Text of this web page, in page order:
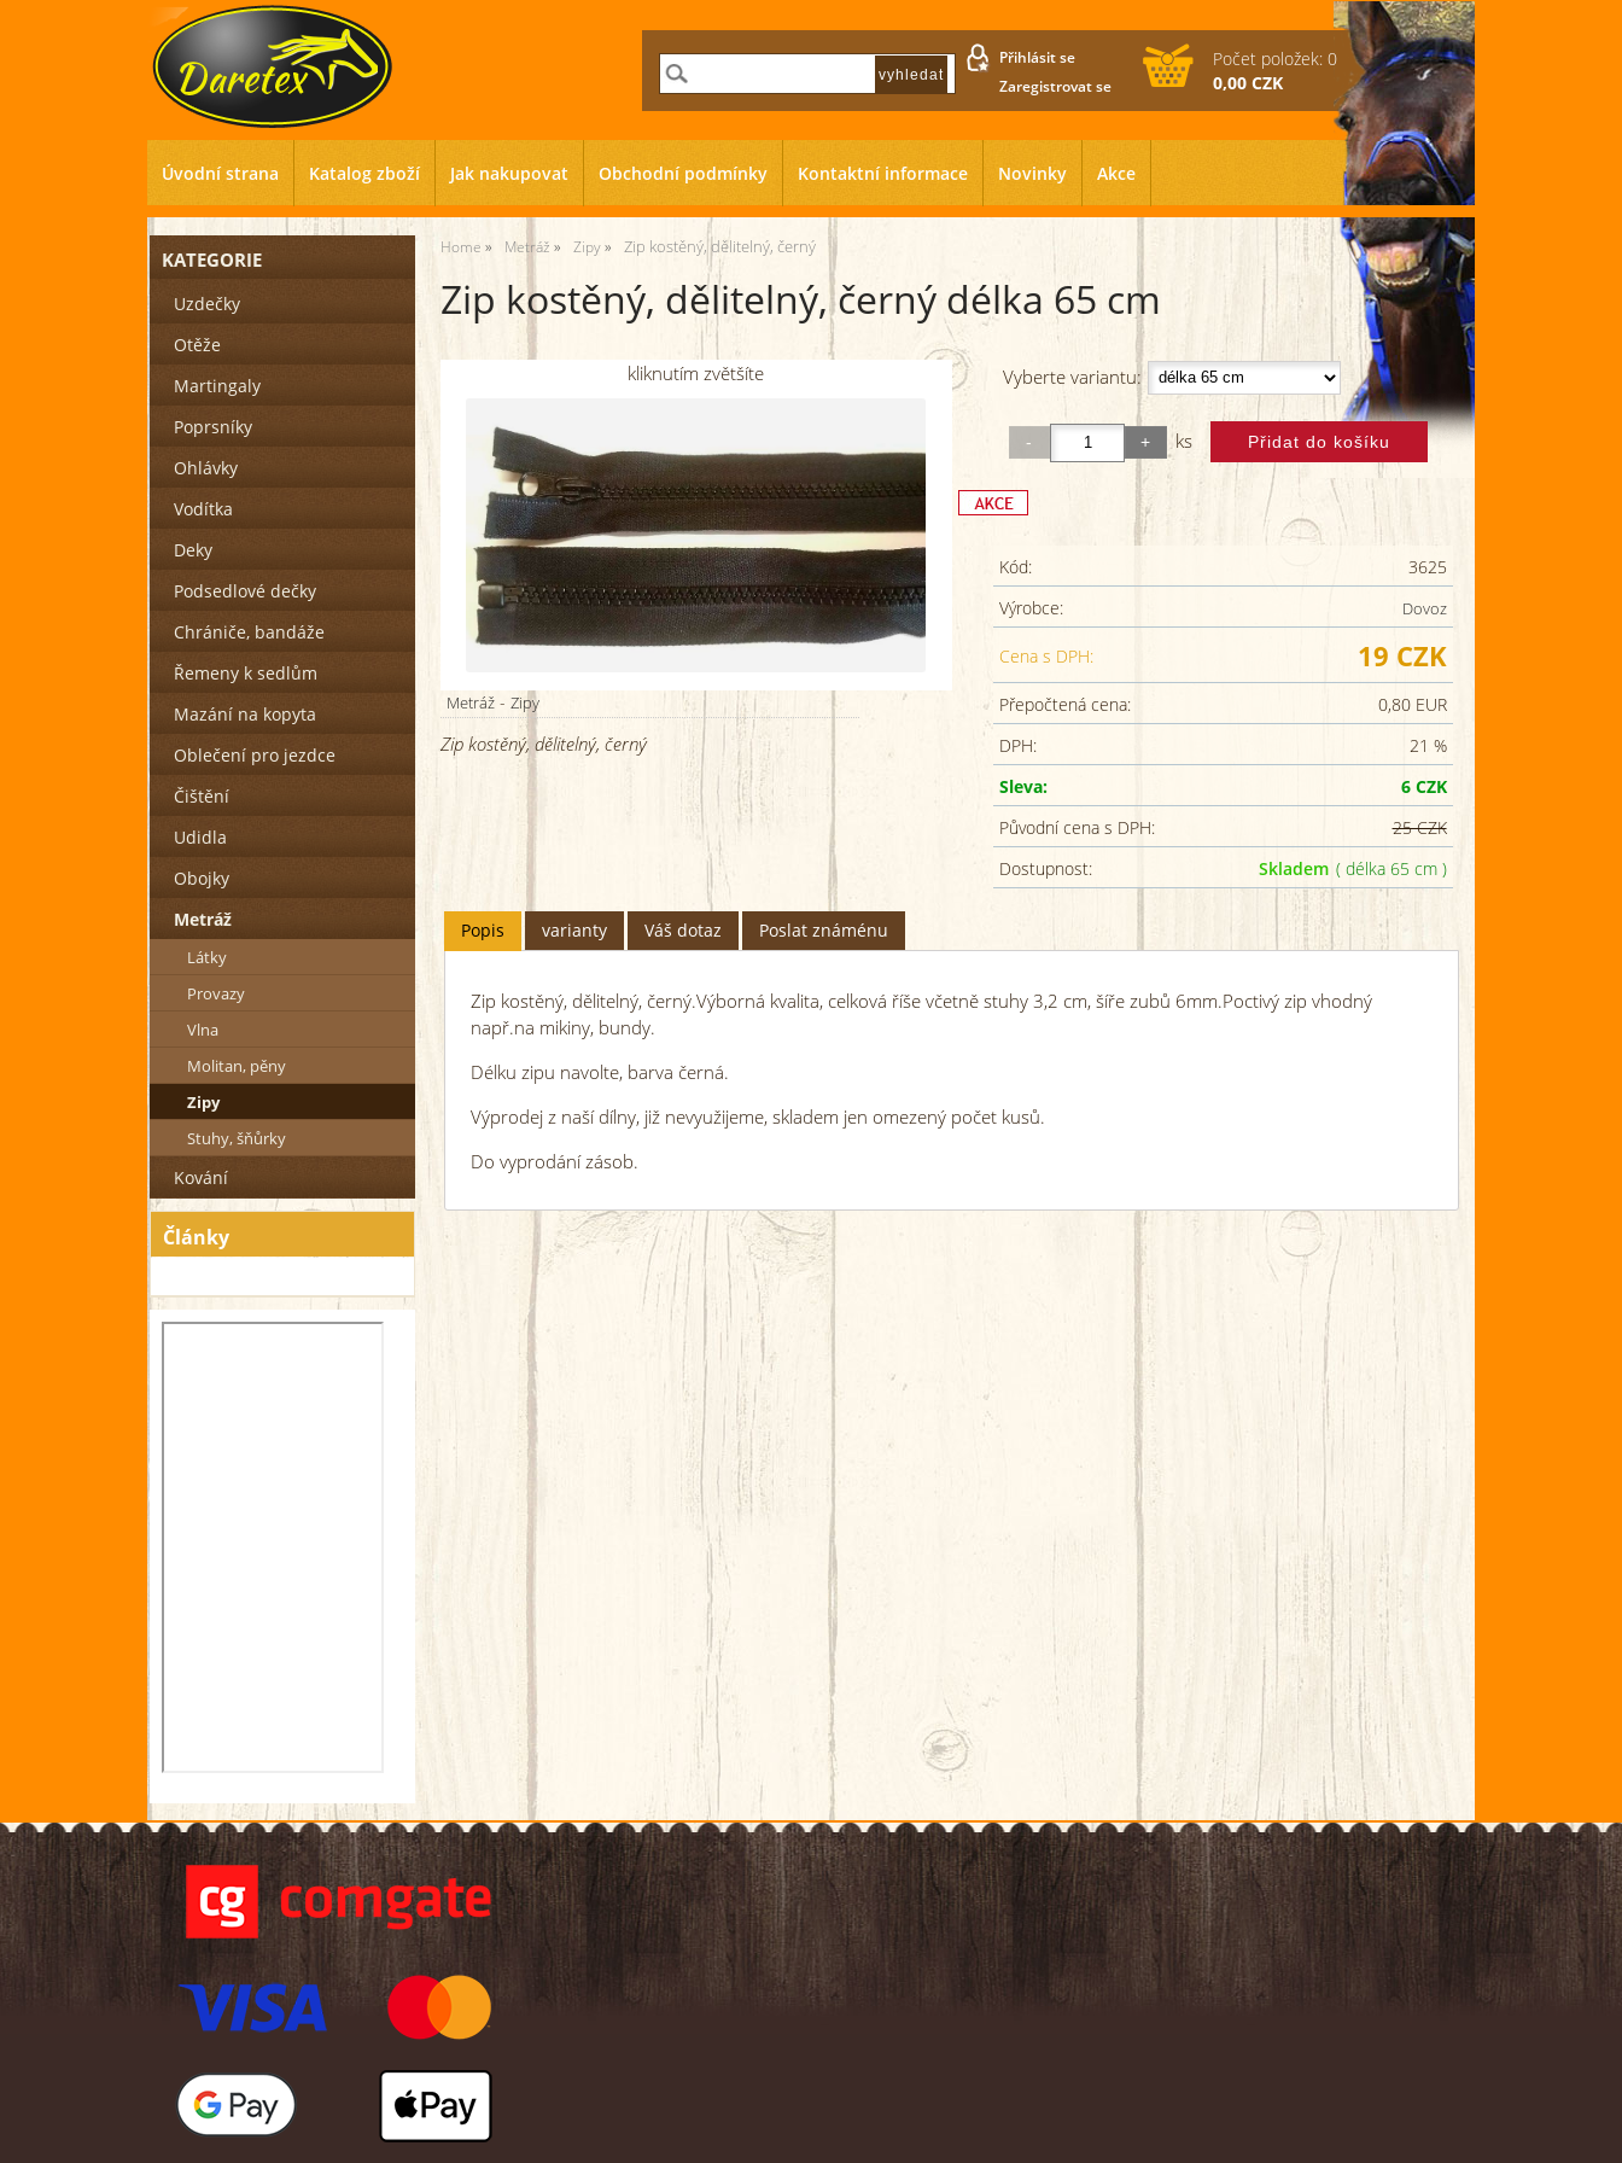
Přihlásit se
Zaregistrovat se
Počet položek: 0
0,00 CZK
Úvodní strana Katalog zboží Jak nakupovat Obchodní podmínky Kontaktní informace Novinky Akce
Home Metráž Zipy Zip kostěný, dělitelný, černý
Zip kostěný, dělitelný, černý délka 65 cm
kliknutím zvětšíte Vyberte variantu:
ks
Kód:
3625
Výrobce:
Dovoz
Cena s DPH: 19 CZK
Přepočtená cena:
0,80 EUR
DPH:
21 %
Sleva:
6 CZK
Původní cena s DPH:
25 CZK
Dostupnost:
Skladem ( délka 65 cm )
Metráž - Zipy
Zip kostěný, dělitelný, černý
Popis varianty Váš dotaz Poslat známénu
Zip kostěný, dělitelný, černý.Výborná kvalita, celková říše včetně stuhy 3,2 cm, šíře zubů 6mm.Poctivý zip vhodný
např.na mikiny, bundy.
Délku zipu navolte, barva černá.
Výprodej z naší dílny, již nevyužijeme, skladem jen omezený počet kusů.
Do vyprodání zásob.
KATEGORIE
Uzdečky
Otěže
Martingaly
Poprsníky
Ohlávky
Vodítka
Deky
Podsedlové dečky
Chrániče, bandáže
Řemeny k sedlům
Mazání na kopyta
Oblečení pro jezdce
Čištění
Udidla
Obojky
Metráž
Látky
Provazy
Vlna
Molitan, pěny
Zipy
Stuhy, šňůrky
Kování
Články